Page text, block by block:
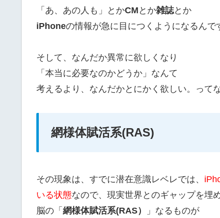
「あ、あの人も」とかCM とか雑誌とか
iPhoneの情報が急に目につくようになるんで
そして、なんだか異常に欲しくなり
「本当に必要なのかどうか」なんて
考えるより、なんだかとにかく欲しい。って
網様体賦活系(RAS)
その現象は、すでに潜在意識レベレでは、
いる状態なので、現実世界とのギャップを埋
脳の「 網様体賦活系(RAS） 」なるものが